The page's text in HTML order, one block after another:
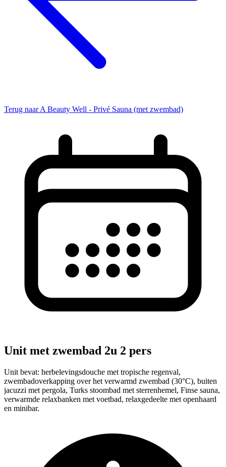
Terug naar A Beauty Well - Privé Sauna (met zwembad)
Unit met zwembad 2u 2 pers
Unit bevat: herbelevingsdouche met tropische regenval,
zwembadoverkapping over het verwarmd zwembad (30°C), buiten
jacuzzi met pergola, Turks stoombad met sterrenhemel, Finse sauna,
verwarmde relaxbanken met voetbad, relaxgedeelte met openhaard
en minibar.